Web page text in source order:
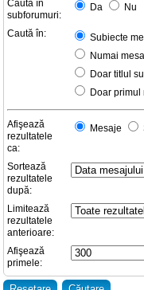
Caută în
subforumuri:
Da Nu
Caută în:
Subiecte
Numai
Doar titlul
Doar
Afişează
rezultatele
ca:
Mesaje
Sortează
rezultatele
după:
Limitează
rezultatele
anterioare:
Afişează
primele: